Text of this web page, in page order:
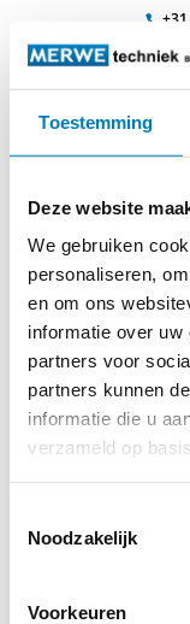
Toestemming
Deze website
We gebruiken
personaliseren,
en om ons
informatie over
partners voor
partners kunnen
informatie die u
verzameld op
Noodzakelijk
Voorkeuren
Veelzijdig
sensor-le